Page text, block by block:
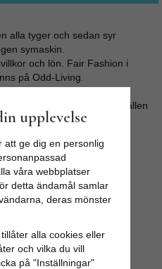
alla tyger och sedan syr
symaskin.
och lön. Fair Fashion i
på Odd-Living.
användas till många tillfällen
kjol.
blommor som på bilderna
upplevelse
att ge dig en personlig
våra webbplatser
detta ändamål samlar
deras mönster
alla cookies eller
och vilka du vill
på "Inställningar"